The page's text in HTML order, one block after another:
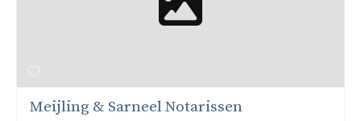
Meijling & Sarneel Notarissen